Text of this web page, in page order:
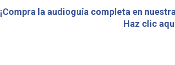
¡Compra la audioguía completa en
Haz clic